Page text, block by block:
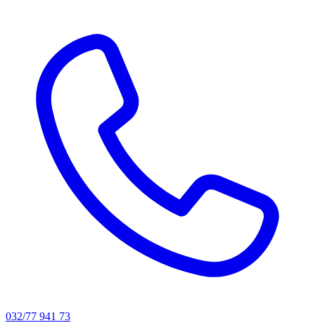
032/77 941 73